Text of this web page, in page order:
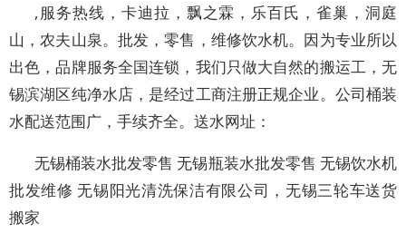
,服务热线，卡迪拉，飘之霖，乐百氏，雀巢，洞庭
山，农夫山泉。批发，零售，维修饮水机。因为专业所以
出色，品牌服务全国连锁，我们只做大自然的搬运工，无
锡滨湖区纯净水店，是经过工商注册正规企业。公司桶装
水配送范围广，手续齐全。送水网址：
无锡桶装水批发零售 无锡瓶装水批发零售 无锡饮水机
批发维修 无锡阳光清洗保洁有限公司，无锡三轮车送货
搬家